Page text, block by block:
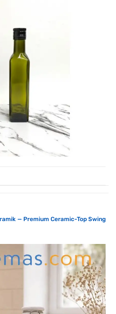
— Premium Ceramic-Top Swing